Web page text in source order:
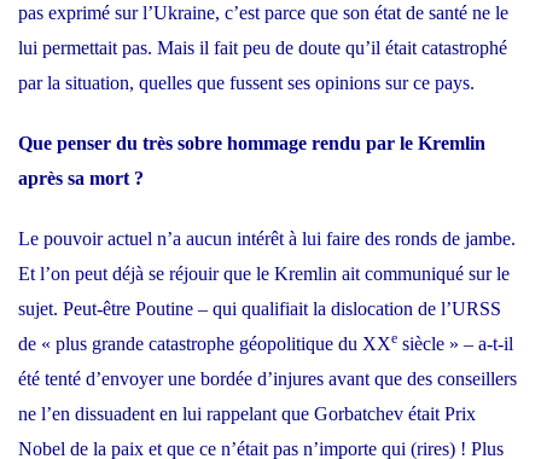
pas exprimé sur l’Ukraine, c’est parce que son état de santé ne le
lui permettait pas. Mais il fait peu de doute qu’il était catastrophé
par la situation, quelles que fussent ses opinions sur ce pays.
Que penser du très sobre hommage rendu par le Kremlin
après sa mort ?
Le pouvoir actuel n’a aucun intérêt à lui faire des ronds de jambe.
Et l’on peut déjà se réjouir que le Kremlin ait communiqué sur le
sujet. Peut-être Poutine – qui qualifiait la dislocation de l’URSS
de « plus grande catastrophe géopolitique du XXe siècle » – a-t-il
été tenté d’envoyer une bordée d’injures avant que des conseillers
ne l’en dissuadent en lui rappelant que Gorbatchev était Prix
Nobel de la paix et que ce n’était pas n’importe qui (rires) ! Plus